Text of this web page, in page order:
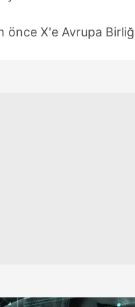
önce X'e Avrupa